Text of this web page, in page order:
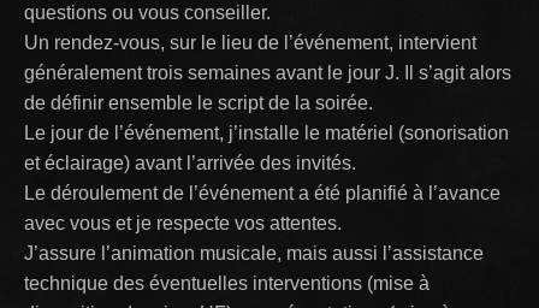
questions ou vous conseiller.
Un rendez-vous, sur le lieu de l’événement, intervient
généralement trois semaines avant le jour J. Il s’agit alors
de définir ensemble le script de la soirée.
Le jour de l’événement, j’installe le matériel (sonorisation
et éclairage) avant l’arrivée des invités.
Le déroulement de l’événement a été planifié à l’avance
avec vous et je respecte vos attentes.
J’assure l’animation musicale, mais aussi l’assistance
technique des éventuelles interventions (mise à